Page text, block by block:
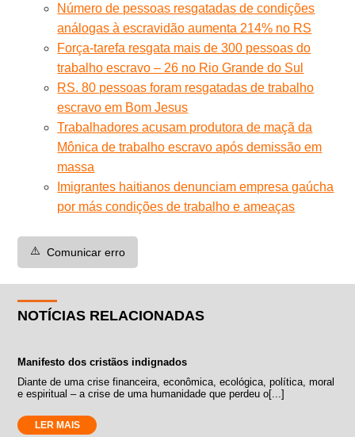
Número de pessoas resgatadas de condições
análogas à escravidão aumenta 214% no RS
Força-tarefa resgata mais de 300 pessoas do
trabalho escravo – 26 no Rio Grande do Sul
RS. 80 pessoas foram resgatadas de trabalho
escravo em Bom Jesus
Trabalhadores acusam produtora de maçã da
Mônica de trabalho escravo após demissão em
massa
Imigrantes haitianos denunciam empresa gaúcha
por más condições de trabalho e ameaças
⚠️ Comunicar erro
NOTÍCIAS RELACIONADAS
Manifesto dos cristãos indignados
Diante de uma crise financeira, econômica, ecológica, política, moral
e espiritual – a crise de uma humanidade que perdeu o[...]
LER MAIS